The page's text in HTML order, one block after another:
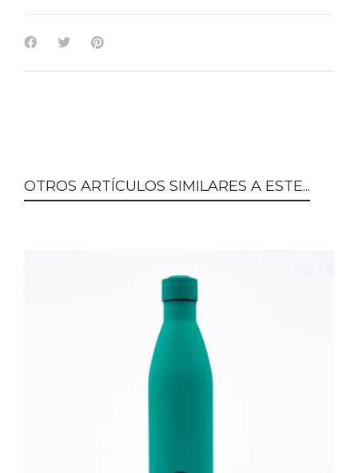
OTROS ARTÍCULOS SIMILARES A ESTE...